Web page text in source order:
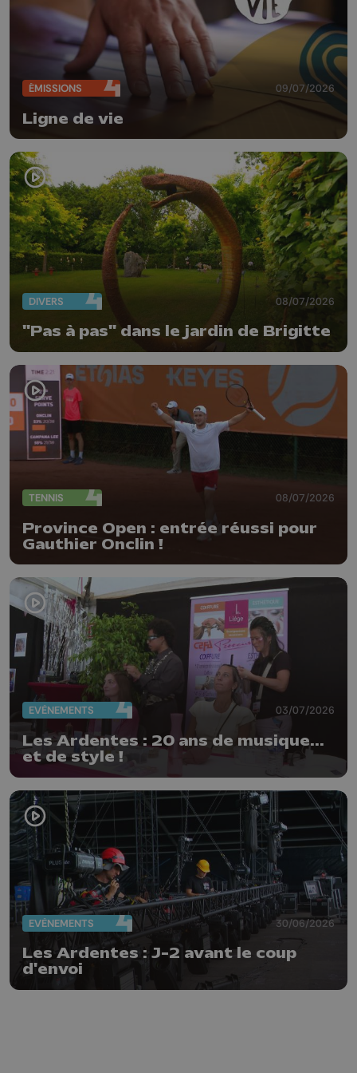
ÉMISSIONS 09/07/2026
Ligne de vie
DIVERS 08/07/2026
"Pas à pas" dans le jardin de Brigitte
TENNIS 08/07/2026
Province Open : entrée réussi pour
Gauthier Onclin !
EVÈNEMENTS 03/07/2026
Les Ardentes : 20 ans de musique...
et de style !
EVÈNEMENTS 30/06/2026
Les Ardentes : J-2 avant le coup
d'envoi